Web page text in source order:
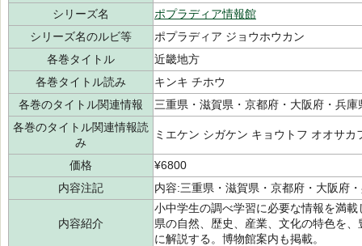
シリーズ名
ポプラディア情報館
シリーズ名のルビ等
ポプラディア ジョウホウカン
各巻タイトル
近畿地方
各巻タイトル読み
キンキ チホウ
各巻のタイトル関連情報
三重県・滋賀県・京都府・大阪府・兵
各巻のタイトル関連情報読
み
ミエケン シガケン キョウトフ オオサ
価格
¥6800
内容注記
内容:三重県・滋賀県・京都府・大阪府
内容紹介
小中学生の調べ学習に必要な情報を満
県の自然、歴史、産業、文化の特色を
に解説する。博物館案内も掲載。